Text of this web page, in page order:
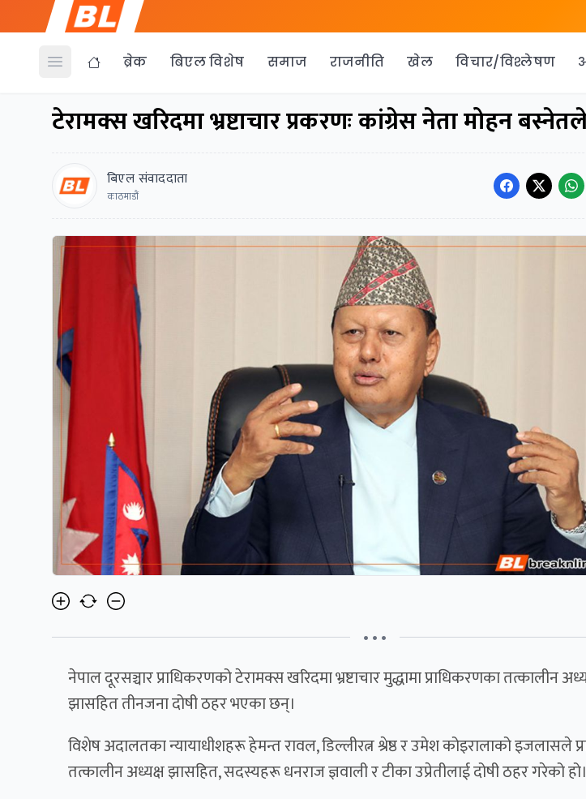
Open menu ब्रेक बिएल विशेष समाज राजनीति खेल विचार/विश्लेषण
टेरामक्स खरिदमा भ्रष्टाचार प्रकरणः कांग्रेस नेता मोहन
बिएल संवाददाता
काठमाडौं
• • •
नेपाल दूरसञ्चार प्राधिकरणको टेरामक्स खरिदमा भ्रष्टाचार मुद्धामा प्राधिकरणका तत्कालीन
झासहित तीनजना दोषी ठहर भएका छन्।
विशेष अदालतका न्यायाधीशहरू हेमन्त रावल, डिल्लीरत्न श्रेष्ठ र उमेश कोइरालाको इजलासले
तत्कालीन अध्यक्ष झासहित, सदस्यहरू धनराज ज्ञवाली र टीका उप्रेतीलाई दोषी ठहर गरेको हो।